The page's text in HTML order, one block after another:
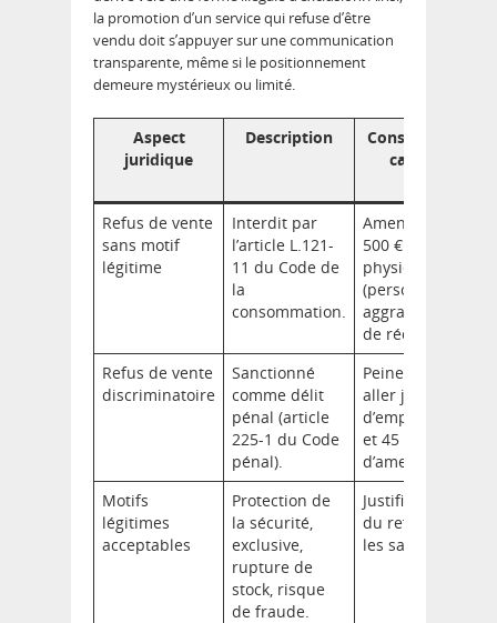
la promotion d’un service qui refuse d’être
vendu doit s’appuyer sur une communication
transparente, même si le positionnement
demeure mystérieux ou limité.
Aspect
juridique
Description
Conséquences
cas de non-
Refus de vente
sans motif
légitime
Interdit par
l’article L.121-
11 du Code de
la
consommation.
Amendes jusqu’à
500 € (personne
physique), 7 500 €
(personne
aggravées en cas
de récidive.
Refus de vente
discriminatoire
Sanctionné
comme délit
pénal (article
225-1 du Code
pénal).
Peines pouvant
aller jusqu’à 3 ans
et 45 000 €
d’amende.
Motifs
légitimes
acceptables
Protection de
la sécurité,
exclusive,
rupture de
stock, risque
de fraude.
Justification légale
du refus, évitant
les sanctions.